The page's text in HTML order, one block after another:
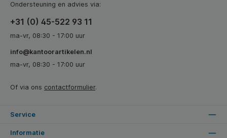
Ondersteuning en advies via:
+31 (0) 45-522 93 11
ma-vr, 08:30 - 17:00 uur
info@kantoorartikelen.nl
ma-vr, 08:30 - 17:00 uur
Of via ons contactformulier.
Service
Informatie